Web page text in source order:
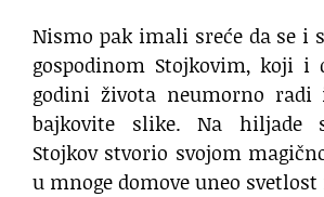
Nismo pak imali sreće da se i
gospodinom Stojkovim, koji i
godini života neumorno radi
bajkovite slike. Na hiljade
Stojkov stvorio svojom
u mnoge domove uneo